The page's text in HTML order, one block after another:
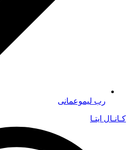
رب لیموعمانی
کـانـال ایتـا